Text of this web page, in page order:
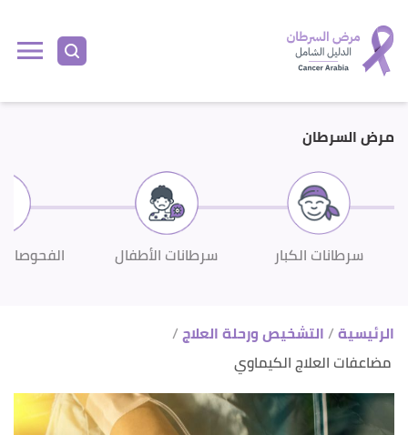
مرض السرطان
سرطانات الكبار سرطانات الأطفال
الرئيسية التشخيص ورحلة العلاج
مضاعفات العلاج الكيماوي